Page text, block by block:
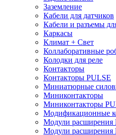
Заземление
Кабели для датчиков
Кабели и разъемы
Каркасы
Климат + Свет
Коллаборативные
Колодки для реле
Контакторы
Контакторы PULSE
Миниатюрные
Миниконтакторы
Миниконтакторы
Модификационные
Модули
Модули расширения